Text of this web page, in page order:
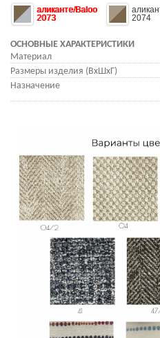
аликанте/Baloo
2073
2074
ОСНОВНЫЕ ХАРАКТЕРИСТИКИ
Материал
Размеры изделия (ВхШхГ)
Назначение